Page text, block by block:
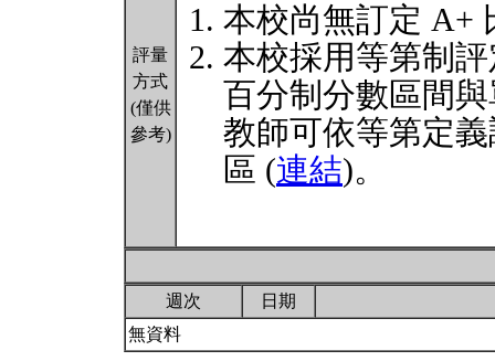
評量
方式
(僅供
參考)
本校尚無訂定 A+
本校採用等第制
百分制分數區間
教師可依等第定
區 (連結)。
週次
日期
無資料